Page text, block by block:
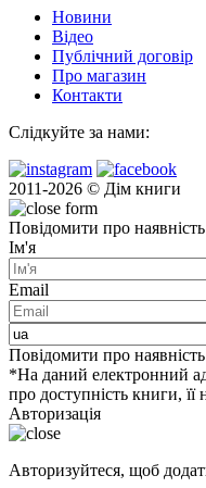
Новини
Відео
Публічний договір
Про магазин
Контакти
Слідкуйте за нами:
2011-2026 © Дім книги
Повідомити про наявність
Ім'я
Email
Повідомити про наявність
*На даний електронний
про доступність книги,
Авторизація
Авторизуйтеся, щоб